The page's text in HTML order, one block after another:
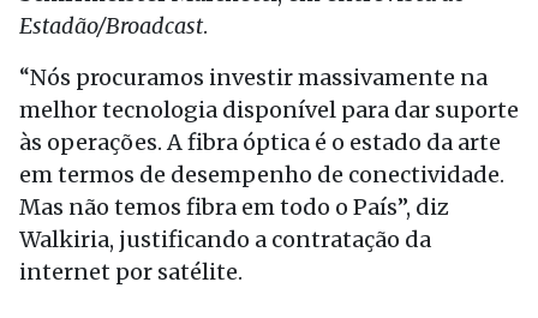
Estadão/Broadcast.
“Nós procuramos investir massivamente na
melhor tecnologia disponível para dar suporte
às operações. A fibra óptica é o estado da arte
em termos de desempenho de conectividade.
Mas não temos fibra em todo o País”, diz
Walkiria, justificando a contratação da
internet por satélite.